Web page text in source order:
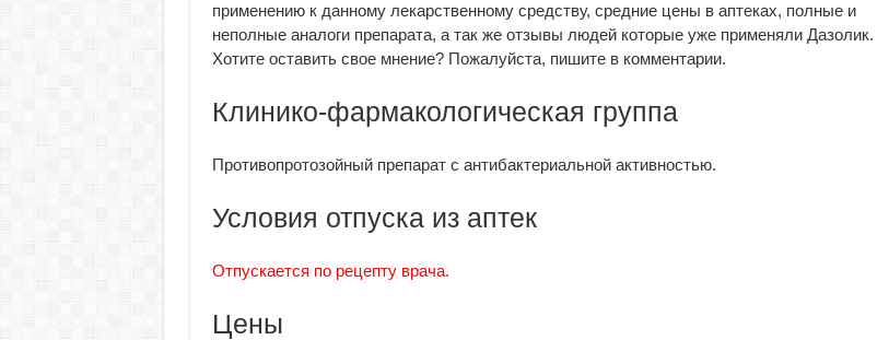
применению к данному лекарственному средству, средние цены в аптеках, полные и
неполные аналоги препарата, а так же отзывы людей которые уже применяли Дазолик.
Хотите оставить свое мнение? Пожалуйста, пишите в комментарии.
Клинико-фармакологическая группа
Противопротозойный препарат с антибактериальной активностью.
Условия отпуска из аптек
Отпускается по рецепту врача.
Цены